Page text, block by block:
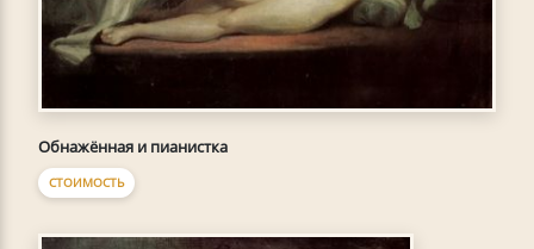
Обнажённая и пианистка
СТОИМОСТЬ